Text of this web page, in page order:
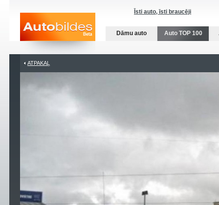
Īsti auto, īsti braucēji
Dāmu auto Auto TOP 100
ATPAKAĻ